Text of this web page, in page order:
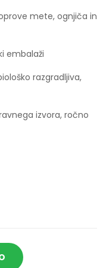
mete, ognjiča in
embalaži
razgradljiva,
izvora, ročno